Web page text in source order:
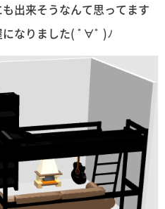
も出来そうなんて思ってます
なりました( ﾟ∀ﾟ )ﾉ